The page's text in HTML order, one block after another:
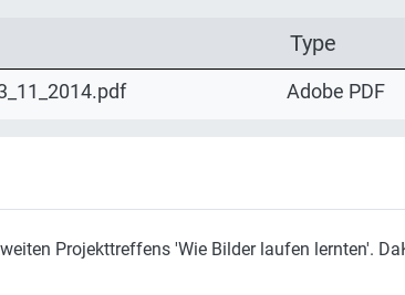
Type
Adobe PDF
Projekttreffens 'Wie Bilder laufen lernten'.